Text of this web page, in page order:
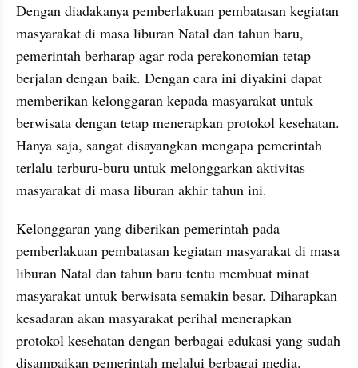
Dengan diadakanya pemberlakuan pembatasan kegiatan
masyarakat di masa liburan Natal dan tahun baru,
pemerintah berharap agar roda perekonomian tetap
berjalan dengan baik. Dengan cara ini diyakini dapat
memberikan kelonggaran kepada masyarakat untuk
berwisata dengan tetap menerapkan protokol kesehatan.
Hanya saja, sangat disayangkan mengapa pemerintah
terlalu terburu-buru untuk melonggarkan aktivitas
masyarakat di masa liburan akhir tahun ini.
Kelonggaran yang diberikan pemerintah pada
pemberlakuan pembatasan kegiatan masyarakat di masa
liburan Natal dan tahun baru tentu membuat minat
masyarakat untuk berwisata semakin besar. Diharapkan
kesadaran akan masyarakat perihal menerapkan
protokol kesehatan dengan berbagai edukasi yang sudah
disampaikan pemerintah melalui berbagai media.